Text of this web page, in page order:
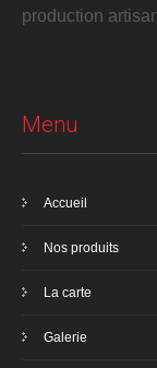
production
Menu
Accueil
Nos produits
La carte
Galerie